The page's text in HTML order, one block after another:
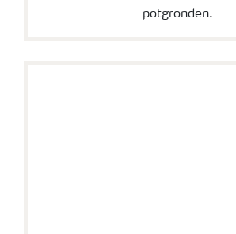
potgronden.